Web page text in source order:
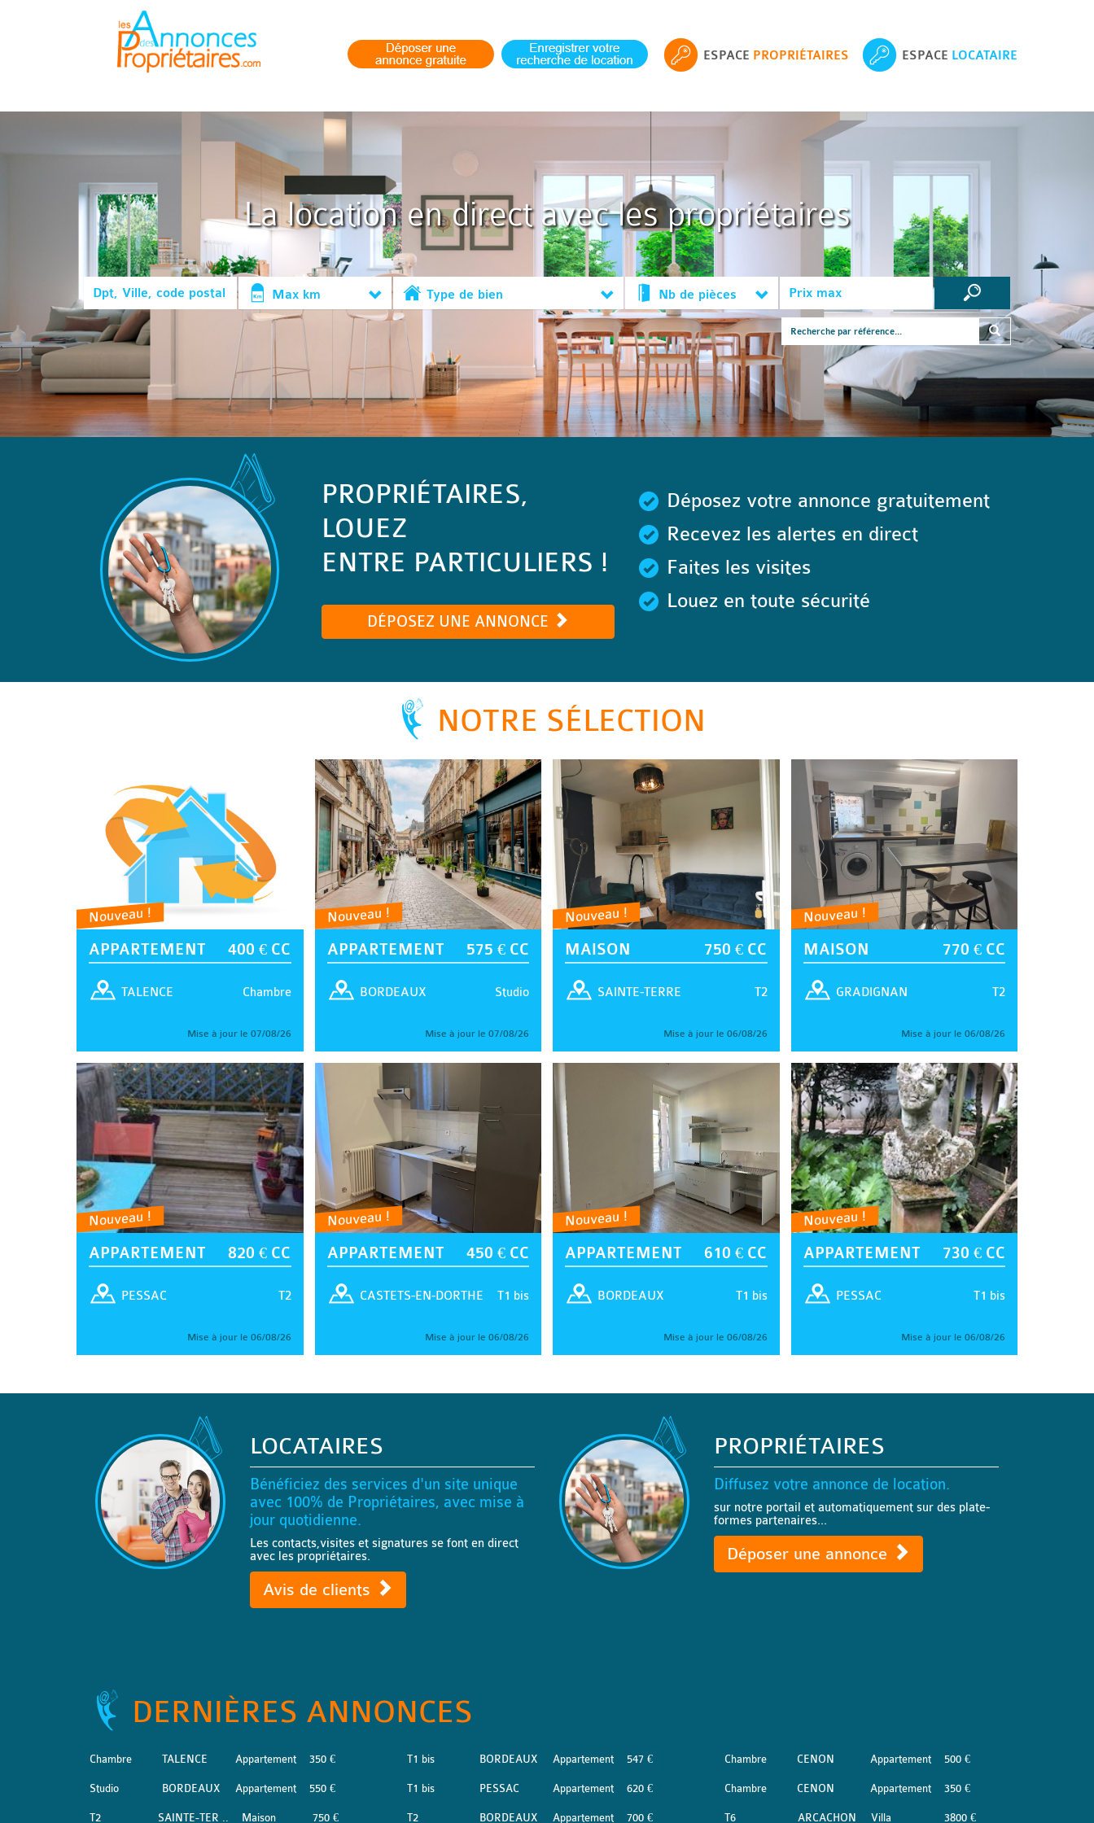
ESPACE PROPRIÉTAIRES ESPACE LOCATAIRE
La location en direct avec les propriétaires
Max km Type de bien Nb de pièces
PROPRIÉTAIRES,
LOUEZ
ENTRE PARTICULIERS !
DÉPOSEZ UNE ANNONCE
Déposez votre annonce gratuitement
Recevez les alertes en direct
Faites les visites
Louez en toute sécurité
NOTRE SÉLECTION
Nouveau !
APPARTEMENT 400 € CC
Chambre
TALENCE
Mise à jour le 07/08/26
Nouveau !
APPARTEMENT 575 € CC
Studio
BORDEAUX
Mise à jour le 07/08/26
Nouveau !
MAISON 750 € CC
T2
SAINTE-TERRE
Mise à jour le 06/08/26
Nouveau !
MAISON 770 € CC
T2
GRADIGNAN
Mise à jour le 06/08/26
Nouveau !
APPARTEMENT 820 € CC
T2
PESSAC
Mise à jour le 06/08/26
Nouveau !
APPARTEMENT 450 € CC
T1 bis
CASTETS-EN-DORTHE
Mise à jour le 06/08/26
Nouveau !
APPARTEMENT 610 € CC
T1 bis
BORDEAUX
Mise à jour le 06/08/26
Nouveau !
APPARTEMENT 730 € CC
T1 bis
PESSAC
Mise à jour le 06/08/26
LOCATAIRES
Bénéficiez des services d'un site unique
avec 100% de Propriétaires, avec mise à
jour quotidienne.
Les contacts,visites et signatures se font en direct
avec les propriétaires.
Avis de clients
PROPRIÉTAIRES
Diffusez votre annonce de location.
sur notre portail et automatiquement sur des plate-
formes partenaires...
Déposer une annonce
DERNIÈRES ANNONCES
Chambre TALENCE Appartement 350 €
Studio BORDEAUX Appartement 550 €
T2 SAINTE-TER .. Maison 750 €
T1 bis BORDEAUX Appartement 547 €
T1 bis PESSAC Appartement 620 €
T2 BORDEAUX Appartement 700 €
Chambre CENON Appartement 500 €
Chambre CENON Appartement 350 €
T6 ARCACHON Villa 3800 €